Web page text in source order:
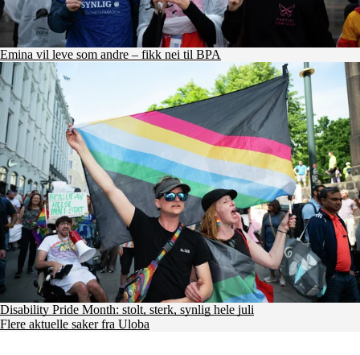
Emina vil leve som andre – fikk nei til BPA
Disability Pride Month: stolt, sterk, synlig hele juli
Flere aktuelle saker fra Uloba